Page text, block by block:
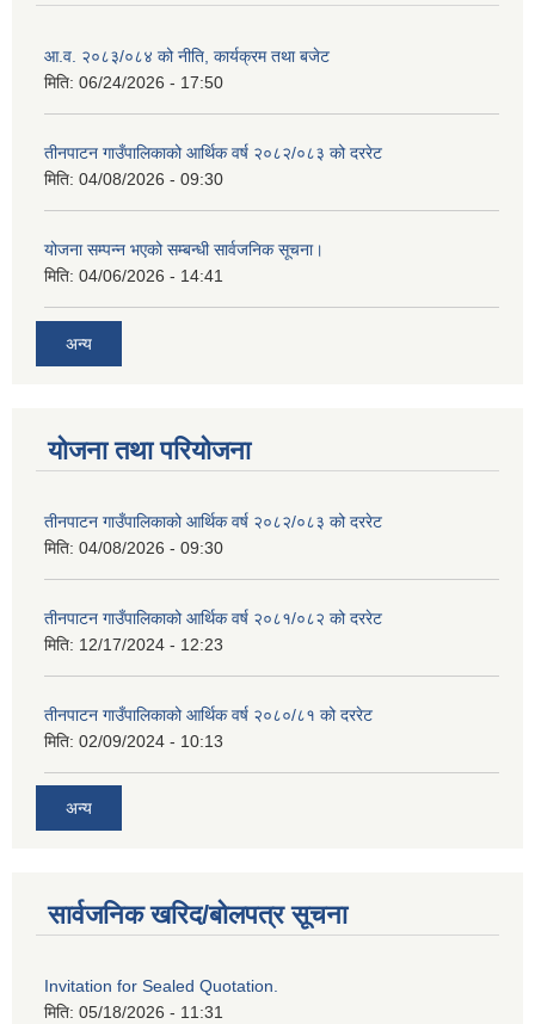
आ.व. २०८३/०८४ को नीति, कार्यक्रम तथा बजेट
मिति: 06/24/2026 - 17:50
तीनपाटन गाउँपालिकाको आर्थिक वर्ष २०८२/०८३ को दररेट
मिति: 04/08/2026 - 09:30
योजना सम्पन्न भएको सम्बन्धी सार्वजनिक सूचना।
मिति: 04/06/2026 - 14:41
अन्य
योजना तथा परियोजना
तीनपाटन गाउँपालिकाको आर्थिक वर्ष २०८२/०८३ को दररेट
मिति: 04/08/2026 - 09:30
तीनपाटन गाउँपालिकाको आर्थिक वर्ष २०८१/०८२ को दररेट
मिति: 12/17/2024 - 12:23
तीनपाटन गाउँपालिकाको आर्थिक वर्ष २०८०/८१ को दररेट
मिति: 02/09/2024 - 10:13
अन्य
सार्वजनिक खरिद/बोलपत्र सूचना
Invitation for Sealed Quotation.
मिति: 05/18/2026 - 11:31